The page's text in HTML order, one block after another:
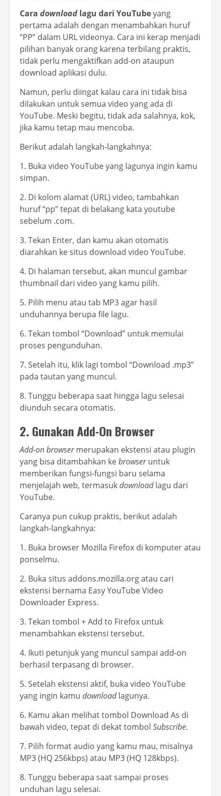
Cara download lagu dari YouTubeyang
pertama adalah dengan menambahkan huruf
“PP” dalam URL videonya. Cara ini kerap menjadi
pilihan banyak orang karena terbilang praktis,
tidak perlu mengaktifkan add-on ataupun
download aplikasi dulu.
Namun, perlu diingat kalau cara ini tidak bisa
dilakukan untuk semua video yang ada di
YouTube. Meski begitu, tidak ada salahnya, kok,
jika kamu tetap mau mencoba.
Berikut adalah langkah-langkahnya:
1. Buka video YouTube yang lagunya ingin kamu
simpan.
2. Di kolom alamat (URL) video, tambahkan
huruf “pp” tepat di belakang kata youtube
sebelum .com.
3. Tekan Enter, dan kamu akan otomatis
diarahkan ke situs download video YouTube.
4. Di halaman tersebut, akan muncul gambar
thumbnail dari video yang kamu pilih.
5. Pilih menu atau tab MP3 agar hasil
unduhannya berupa file lagu.
6. Tekan tombol “Download” untuk memulai
proses pengunduhan.
7. Setelah itu, klik lagi tombol “Download .mp3”
pada tautan yang muncul.
8. Tunggu beberapa saat hingga lagu selesai
diunduh secara otomatis.
2. Gunakan Add-On Browser
Add-on browsermerupakan ekstensi atau plugin
yang bisa ditambahkan kebrowseruntuk
memberikan fungsi-fungsi baru selama
menjelajah web, termasukdownloadlagu dari
YouTube.
Caranya pun cukup praktis, berikut adalah
langkah-langkahnya:
1. Buka browser Mozilla Firefox di komputer atau
ponselmu.
2. Buka situs addons.mozilla.org atau cari
ekstensi bernama Easy YouTube Video
Downloader Express.
3. Tekan tombol + Add to Firefox untuk
menambahkan ekstensi tersebut.
4. Ikuti petunjuk yang muncul sampai add-on
berhasil terpasang di browser.
5. Setelah ekstensi aktif, buka video YouTube
yang ingin kamu downloadlagunya.
6. Kamu akan melihat tombol Download As di
bawah video, tepat di dekat tombol Subscribe.
7. Pilih format audio yang kamu mau, misalnya
MP3 (HQ 256kbps) atau MP3 (HQ 128kbps).
8. Tunggu beberapa saat sampai proses
unduhan lagu selesai.